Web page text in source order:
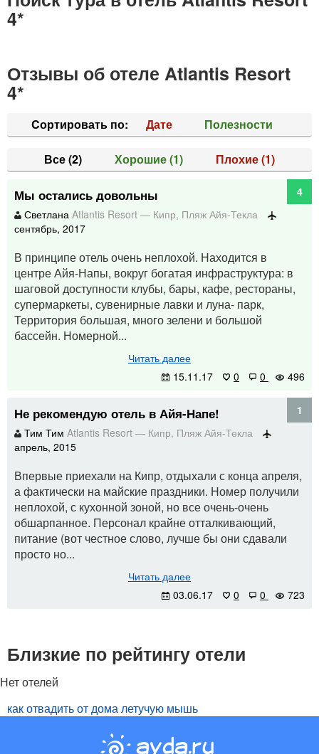
4*
Отзывы об отеле Atlantis Resort
4*
Cортировать по: Дате Полезности
Все(2) Хорошие(1) Плохие(1)
Мы остались довольны
4
Светлана Atlantis Resort — Кипр, Пляж Айя-Текла
сентябрь, 2017
В принципе отель очень неплохой. Находится в
центре Айя-Напы, вокруг богатая инфраструктура: в
шаговой доступности клубы, бары, кафе, рестораны,
супермаркеты, сувенирные лавки и луна- парк,
Территория большая, много зелени и большой
бассейн. Номерной...
Читать далее
15.11.17
0 0 496
Не рекомендую отель в Айя-Напе!
1
Тим Тим Atlantis Resort — Кипр, Пляж Айя-Текла
апрель, 2015
Впервые приехали на Кипр, отдыхали с конца апреля,
а фактически на майские праздники. Номер получили
неплохой, с кухонной зоной, но все очень-очень
обшарпанное. Персонал крайне отталкивающий,
питание (вот честное слово, лучше бы они сдавали
просто но...
Читать далее
03.06.17
0 0 723
Близкие по рейтингу отели
Нет отелей
как отвадить от дома летучую мышь